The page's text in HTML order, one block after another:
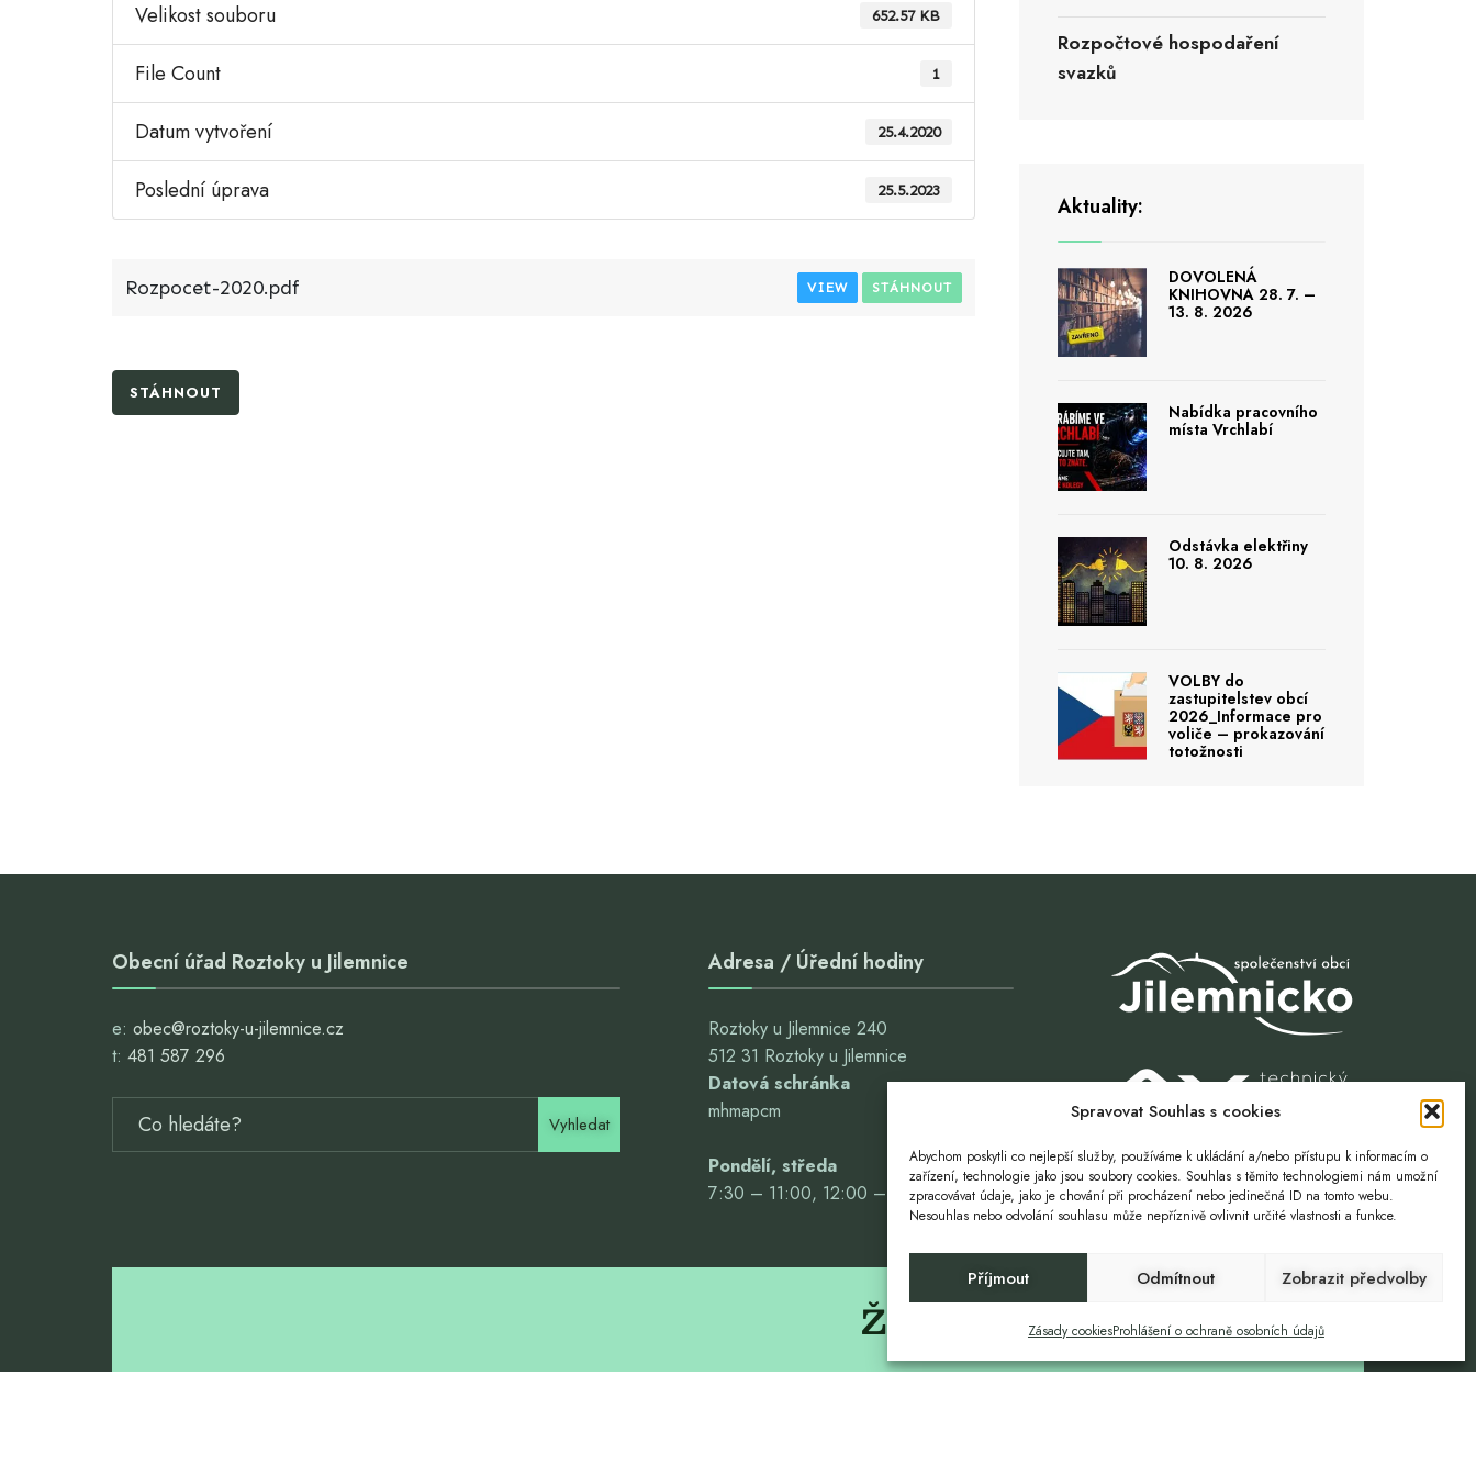
Spravovat Souhlas s cookies
Abychom poskytli co nejlepší služby, používáme k ukládání a/nebo přístupu k informacím o
zařízení, technologie jako jsou soubory cookies. Souhlas s těmito technologiemi nám umožní
zpracovávat údaje, jako je chování při procházení nebo jedinečná ID na tomto webu.
Nesouhlas nebo odvolání souhlasu může nepříznivě ovlivnit určité vlastnosti a funkce.
Příjmout Odmítnout Zobrazit předvolby
Zásady cookiesProhlášení o ochraně osobních údajů
Velikost souboru 652.57 KB
File Count 1
Datum vytvoření 25.4.2020
Poslední úprava 25.5.2023
Rozpocet-2020.pdf VIEW STÁHNOUT
STÁHNOUT
Rozpočtové hospodaření
svazků
Aktuality:
DOVOLENÁ
KNIHOVNA 28. 7. –
13. 8. 2026
Nabídka pracovního
místa Vrchlabí
Odstávka elektřiny
10. 8. 2026
VOLBY do
zastupitelstev obcí
2026_Informace pro
voliče – prokazování
totožnosti
Obecní úřad Roztoky u Jilemnice
e: obec@roztoky-u-jilemnice.cz
t: 481 587 296
Vyhledat
Adresa / Úřední hodiny
Roztoky u Jilemnice 240
512 31 Roztoky u Jilemnice
Datová schránka
mhmapcm
Pondělí, středa
7:30 – 11:00, 12:00 – 16:00
Život. Volnost. Příležitost.